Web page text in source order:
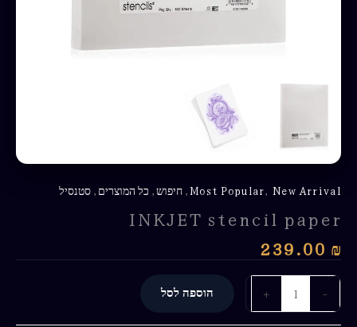
Most Popular, New Arrival
, חיפוש, כל המוצרים , סטנסיל
INKJET stencil paper
239.00 ₪
-
+ הוספה לסל